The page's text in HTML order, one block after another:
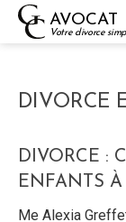
Skip
AVOCAT
Votre divorce
DIVORCE
DIVORCE :
ENFANTS À
Me Alexia